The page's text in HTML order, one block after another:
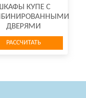
КУПЕ С
ДВЕРЯМИ
РАССЧИТАТЬ